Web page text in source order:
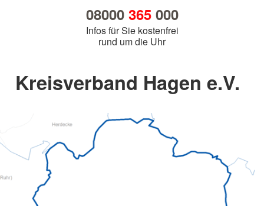
08000 365000
Infos für Sie kostenfrei
rund um die Uhr
Kreisverband Hagen e.V.